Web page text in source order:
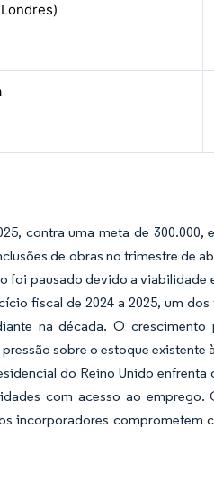
contra uma meta de 300.000,
de obras no trimestre de
foi pausado devido a viabilidade
fiscal de 2024 a 2025, um dos
na década. O crescimento
sobre o estoque existente
do Reino Unido enfrenta
com acesso ao emprego.
incorporadores comprometem